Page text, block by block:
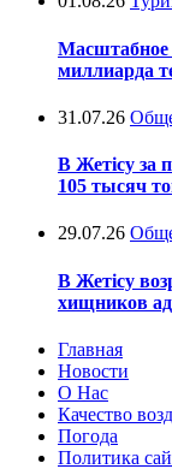
Масштабное
миллиарда
31.07.26
В Жетісу за
105 тысяч
29.07.26
В Жетісу
хищников
Главная
Новости
О Нас
Качество
Погода
Политика